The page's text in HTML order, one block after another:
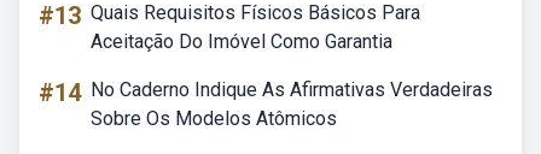
#13 Quais Requisitos Físicos Básicos Para
Aceitação Do Imóvel Como Garantia
#14 No Caderno Indique As Afirmativas Verdadeiras
Sobre Os Modelos Atômicos